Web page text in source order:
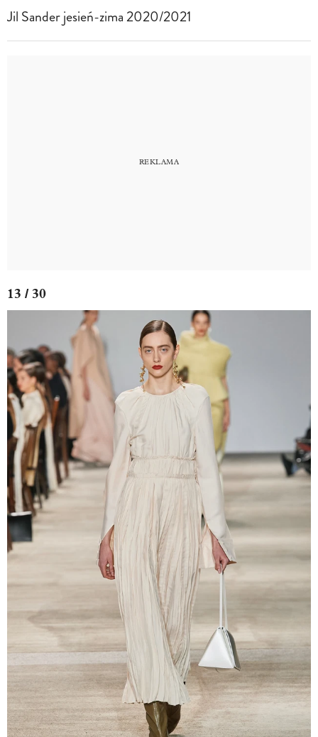
Jil Sander jesień-zima 2020/2021
13 / 30